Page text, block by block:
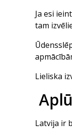
Ja esi
tam
Lieliska
Latvija ir